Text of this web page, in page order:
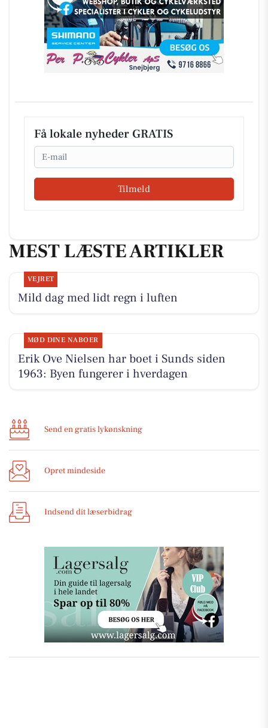
Få lokale nyheder GRATIS
Email
Tilmeld
MEST LÆSTE ARTIKLER
VEJRET
Mild dag med lidt regn i luften
MØD DINE NABOER
Erik Ove Nielsen har boet i Sunds siden
1963: Byen fungerer i hverdagen
Send en gratis lykønskning
Opret mindeside
Indsend dit læserbidrag